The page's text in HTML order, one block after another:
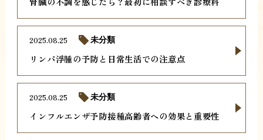
リンパ浮腫の予防と日常生活での注意点
2025.08.25 未分類
インフルエンザ予防接種高齢者への効果と重要性
2025.08.25 未分類